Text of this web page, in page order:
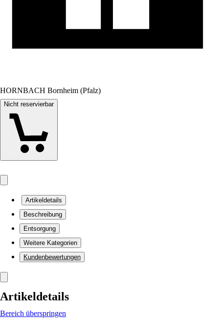
HORNBACH Bornheim (Pfalz)
Nicht reservierbar
Artikeldetails
Beschreibung
Entsorgung
Weitere Kategorien
Kundenbewertungen
Artikeldetails
Bereich überspringen